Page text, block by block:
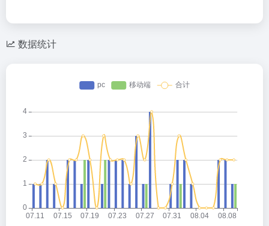
数据统计